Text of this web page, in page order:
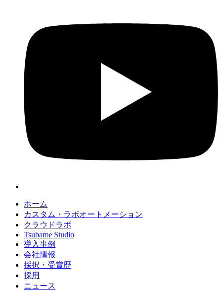
ホーム
カスタム・ラボオートメーション
クラウドラボ
Tsubame Studio
導入事例
会社情報
採択・受賞歴
採用
ニュース